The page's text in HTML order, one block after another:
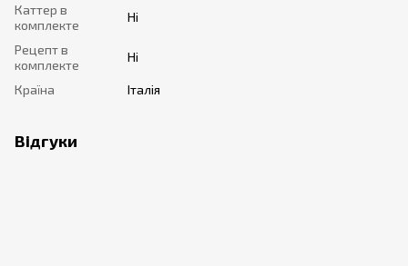
Каттер в
комплекте
Ні
Рецепт в
комплекте
Ні
Країна Італія
Відгуки